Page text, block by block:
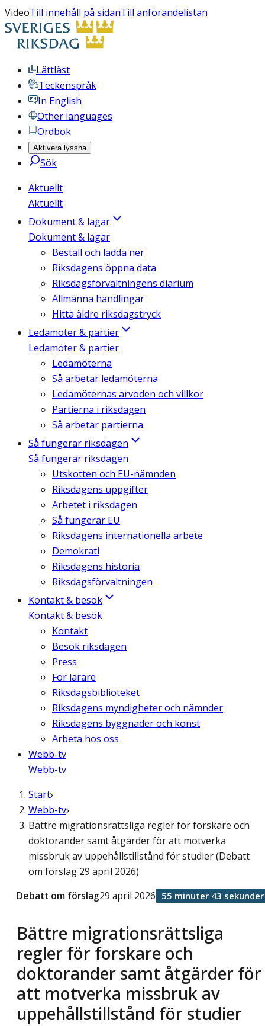
VideoTill innehåll på sidanTill anförandelistan
Lättläst
Teckenspråk
In English
Other languages
Ordbok
Aktivera lyssna
Sök
Aktuellt
Aktuellt
Dokument & lagar
Dokument & lagar
Beställ och ladda ner
Riksdagens öppna data
Riksdagsförvaltningens diarium
Allmänna handlingar
Hitta äldre riksdagstryck
Ledamöter & partier
Ledamöter & partier
Ledamöterna
Så arbetar ledamöterna
Ledamöternas arvoden och villkor
Partierna i riksdagen
Så arbetar partierna
Så fungerar riksdagen
Så fungerar riksdagen
Utskotten och EU-nämnden
Riksdagens uppgifter
Arbetet i riksdagen
Så fungerar EU
Riksdagens internationella arbete
Demokrati
Riksdagens historia
Riksdagsförvaltningen
Kontakt & besök
Kontakt & besök
Kontakt
Besök riksdagen
Press
För lärare
Riksdagsbiblioteket
Riksdagens myndigheter och nämnder
Riksdagens byggnader och konst
Arbeta hos oss
Webb-tv
Webb-tv
Start
Webb-tv
Bättre migrationsrättsliga regler för forskare och
doktorander samt åtgärder för att motverka
missbruk av uppehållstillstånd för studier (Debatt
om förslag 29 april 2026)
Bättre migrationsrättsliga
regler för forskare och
doktorander samt åtgärder för
att motverka missbruk av
uppehållstillstånd för studier
Debatt om förslag29 april 2026 55 minuter 43 sekunder